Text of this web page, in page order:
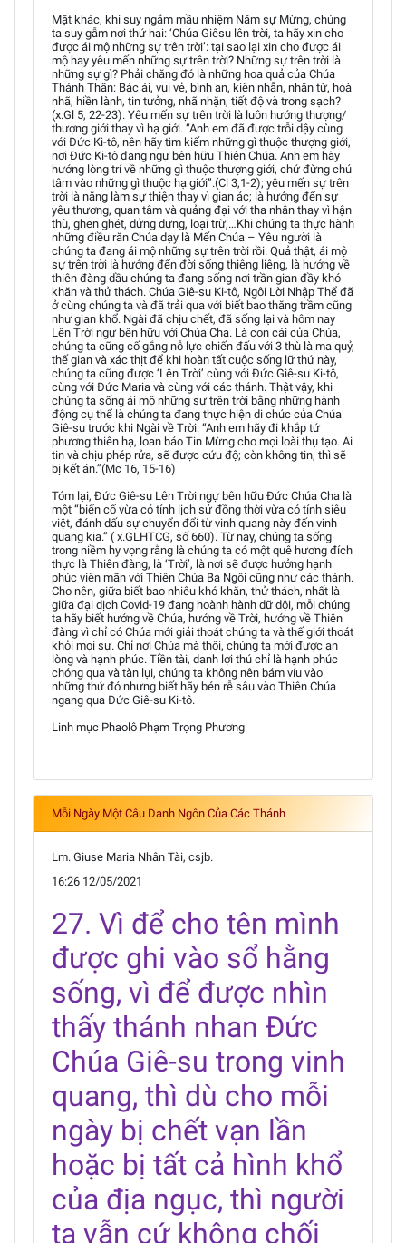
Mặt khác, khi suy ngắm mầu nhiệm Năm sự Mừng, chúng
ta suy gẫm nơi thứ hai: ‘Chúa Giêsu lên trời, ta hãy xin cho
được ái mộ những sự trên trời’: tại sao lại xin cho được ái
mộ hay yêu mến những sự trên trời? Những sự trên trời là
những sự gì? Phải chăng đó là những hoa quả của Chúa
Thánh Thần: Bác ái, vui vẻ, bình an, kiên nhẫn, nhân từ, hoà
nhã, hiền lành, tin tưởng, nhã nhặn, tiết độ và trong sạch?
(x.Gl 5, 22-23). Yêu mến sự trên trời là luôn hướng thượng/
thượng giới thay vì hạ giới. “Anh em đã được trỗi dậy cùng
với Đức Ki-tô, nên hãy tìm kiếm những gì thuộc thượng giới,
nơi Đức Ki-tô đang ngự bên hữu Thiên Chúa. Anh em hãy
hướng lòng trí về những gì thuộc thượng giới, chứ đừng chú
tâm vào những gì thuộc hạ giới”.(Cl 3,1-2); yêu mến sự trên
trời là năng làm sự thiện thay vì gian ác; là hướng đến sự
yêu thương, quan tâm và quảng đại với tha nhân thay vì hận
thù, ghen ghét, dửng dưng, loại trừ,…Khi chúng ta thực hành
những điều răn Chúa dạy là Mến Chúa – Yêu người là
chúng ta đang ái mộ những sự trên trời rồi. Quả thật, ái mộ
sự trên trời là hướng đến đời sống thiêng liêng, là hướng về
thiên đàng dầu chúng ta đang sống nơi trần gian đầy khó
khăn và thử thách. Chúa Giê-su Ki-tô, Ngôi Lời Nhập Thể đã
ở cùng chúng ta và đã trải qua với biết bao thăng trầm cũng
như gian khổ. Ngài đã chịu chết, đã sống lại và hôm nay
Lên Trời ngự bên hữu với Chúa Cha. Là con cái của Chúa,
chúng ta cũng cố gắng nỗ lực chiến đấu với 3 thù là ma quỷ,
thế gian và xác thịt để khi hoàn tất cuộc sống lữ thứ này,
chúng ta cũng được ‘Lên Trời’ cùng với Đức Giê-su Ki-tô,
cùng với Đức Maria và cùng với các thánh. Thật vậy, khi
chúng ta sống ái mộ những sự trên trời bằng những hành
động cụ thể là chúng ta đang thực hiện di chúc của Chúa
Giê-su trước khi Ngài về Trời: “Anh em hãy đi khắp tứ
phương thiên hạ, loan báo Tin Mừng cho mọi loài thụ tạo. Ai
tin và chịu phép rửa, sẽ được cứu độ; còn không tin, thì sẽ
bị kết án.”(Mc 16, 15-16)
Tóm lại, Đức Giê-su Lên Trời ngự bên hữu Đức Chúa Cha là
một “biến cố vừa có tính lịch sử đồng thời vừa có tính siêu
việt, đánh dấu sự chuyển đổi từ vinh quang này đến vinh
quang kia.” ( x.GLHTCG, số 660). Từ nay, chúng ta sống
trong niềm hy vọng rằng là chúng ta có một quê hương đích
thực là Thiên đàng, là ‘Trời’, là nơi sẽ được hưởng hạnh
phúc viên mãn với Thiên Chúa Ba Ngôi cũng như các thánh.
Cho nên, giữa biết bao nhiêu khó khăn, thử thách, nhất là
giữa đại dịch Covid-19 đang hoành hành dữ dội, mỗi chúng
ta hãy biết hướng về Chúa, hướng về Trời, hướng về Thiên
đàng vì chỉ có Chúa mới giải thoát chúng ta và thế giới thoát
khỏi mọi sự. Chỉ nơi Chúa mà thôi, chúng ta mới được an
lòng và hạnh phúc. Tiền tài, danh lợi thú chỉ là hạnh phúc
chóng qua và tàn lụi, chúng ta không nên bám víu vào
những thứ đó nhưng biết hãy bén rễ sâu vào Thiên Chúa
ngang qua Đức Giê-su Ki-tô.
Linh mục Phaolô Phạm Trọng Phương
Mỗi Ngày Một Câu Danh Ngôn Của Các Thánh
Lm. Giuse Maria Nhân Tài, csjb.
16:26 12/05/2021
27. Vì để cho tên mình
được ghi vào sổ hằng
sống, vì để được nhìn
thấy thánh nhan Đức
Chúa Giê-su trong vinh
quang, thì dù cho mỗi
ngày bị chết vạn lần
hoặc bị tất cả hình khổ
của địa ngục, thì người
ta vẫn cứ không chối